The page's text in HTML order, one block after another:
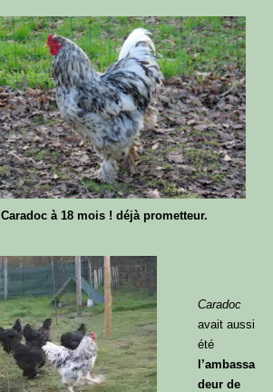
Caradoc à 18 mois ! déjà prometteur.
Caradoc
avait aussi
été
l’ambassa
deur de